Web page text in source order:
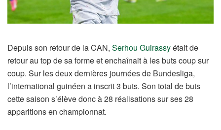
Depuis son retour de la CAN, Serhou Guirassyétait de
retour au top de sa forme et enchaînait à les buts coup sur
coup. Sur les deux dernières journées de Bundesliga,
l’international guinéen a inscrit 3 buts. Son total de buts
cette saison s’élève donc à 28 réalisations sur ses 28
apparitions en championnat.